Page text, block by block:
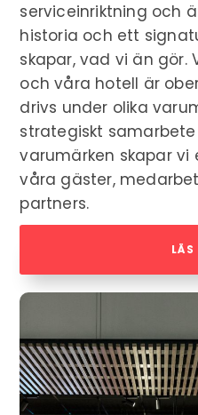
serviceinriktning och
historia och ett
skapar, vad vi än gör.
och våra hotell är
drivs under olika
strategiskt
varumärken skapar
våra gäster,
partners.
LÄS